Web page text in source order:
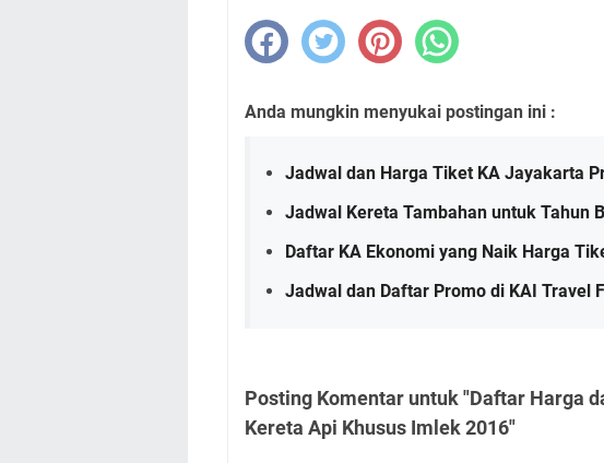
Anda mungkin menyukai postingan ini :
Jadwal dan Harga Tiket KA Jayakarta
Jadwal Kereta Tambahan untuk Tahun
Daftar KA Ekonomi yang Naik Harga
Jadwal dan Daftar Promo di KAI Travel
Posting Komentar untuk "Daftar Harga
Kereta Api Khusus Imlek 2016"